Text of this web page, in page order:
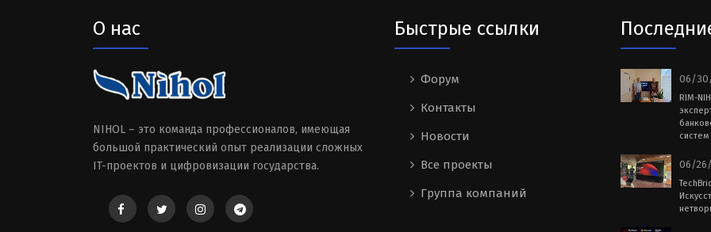
О нас
NIHOL – это команда профессионалов, имеющая
большой практический опыт реализации сложных
IT-проектов и цифровизации государства.
Быстрые ссылки
Форум
Контакты
Новости
Все проекты
Группа компаний
06/30/
RIM-
систем
06/26/